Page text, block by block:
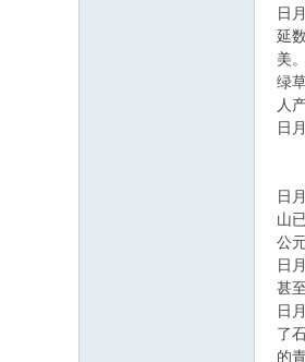
日
延
美
绿
人
日
日
山
公
日
甚
日
了
的